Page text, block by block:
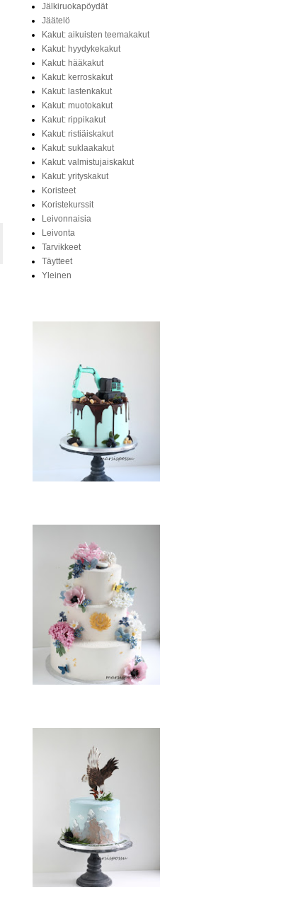
Jälkiruokapöydät
Jäätelö
Kakut: aikuisten teemakakut
Kakut: hyydykekakut
Kakut: hääkakut
Kakut: kerroskakut
Kakut: lastenkakut
Kakut: muotokakut
Kakut: rippikakut
Kakut: ristiäiskakut
Kakut: suklaakakut
Kakut: valmistujaiskakut
Kakut: yrityskakut
Koristeet
Koristekurssit
Leivonnaisia
Leivonta
Tarvikkeet
Täytteet
Yleinen